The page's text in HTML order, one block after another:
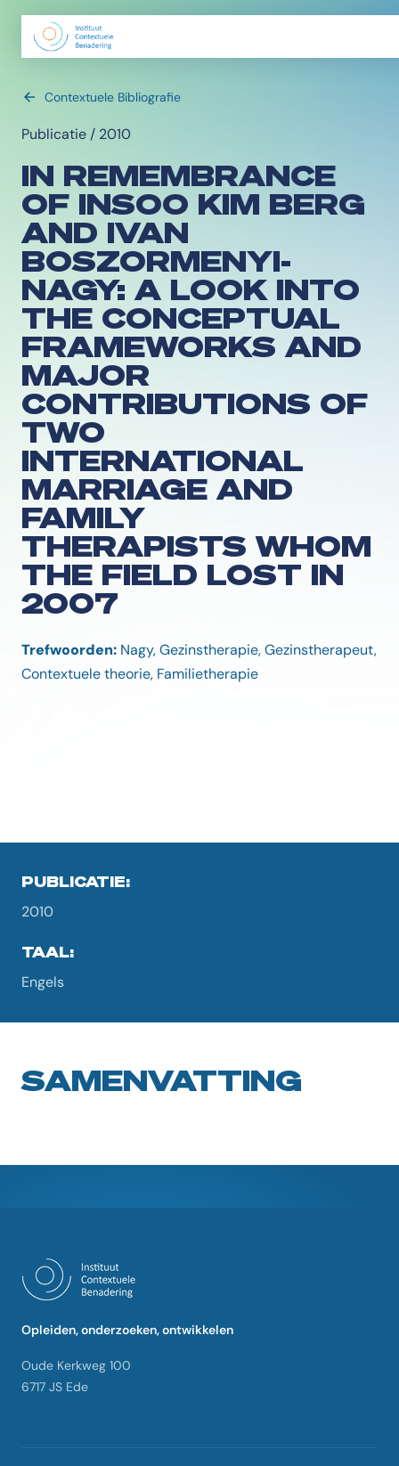
Contextuele Bibliografie
Publicatie / 2010
IN REMEMBRANCE
OF INSOO KIM BERG
AND IVAN
BOSZORMENYI-
NAGY: A LOOK INTO
THE CONCEPTUAL
FRAMEWORKS AND
MAJOR
CONTRIBUTIONS OF
TWO
INTERNATIONAL
MARRIAGE AND
FAMILY
THERAPISTS WHOM
THE FIELD LOST IN
2007
Trefwoorden: Nagy, Gezinstherapie, Gezinstherapeut,
Contextuele theorie, Familietherapie
PUBLICATIE:
2010
TAAL:
Engels
SAMENVATTING
Opleiden, onderzoeken, ontwikkelen
Oude Kerkweg 100
6717 JS Ede